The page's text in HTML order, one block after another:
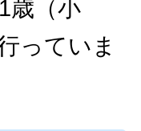
歳（小
っていま